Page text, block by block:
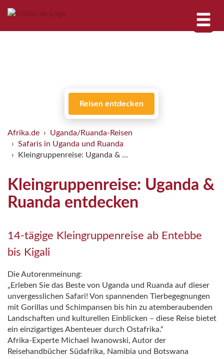
Reisen entdecken
Afrika.de
Uganda/Ruanda-Reisen
Safaris in Uganda und Ruanda
Kleingruppenreise: Uganda & …
Kleingruppenreise: Uganda &
Ruanda entdecken
14-tägige Kleingruppenreise ab Entebbe
bis Kigali
Die Autorenmeinung:
„Erleben Sie das Beste von Uganda und Ruanda auf dieser
unvergesslichen Safari! Von spannenden Tierbegegnungen
mit Gorillas und Schimpansen bis hin zu atemberaubenden
Landschaften und kulturellen Einblicken – diese Reise bietet
ein einzigartiges Abenteuer durch Ostafrika.“
Afrika-Experte Michael Iwanowski, Autor der
Reisehandbücher Südafrika, Namibia und Botswana